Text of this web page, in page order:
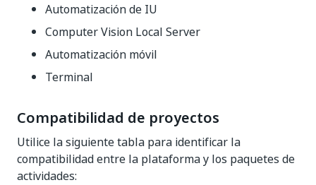
Automatización de IU
Computer Vision Local Server
Automatización móvil
Terminal
Compatibilidad de proyectos
Utilice la siguiente tabla para identificar la
compatibilidad entre la plataforma y los paquetes de
actividades: